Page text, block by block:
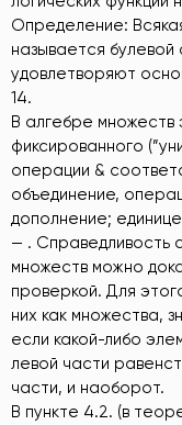
Определение:
называется
удовлетворяют
14.
В алгебре множеств
фиксированного
операции &
объединение,
дополнение;
— . Справедливость
множеств можно
проверкой. Для
них как множества,
если какой-либо
левой части
части, и наоборот.
В пункте 4.2. (в